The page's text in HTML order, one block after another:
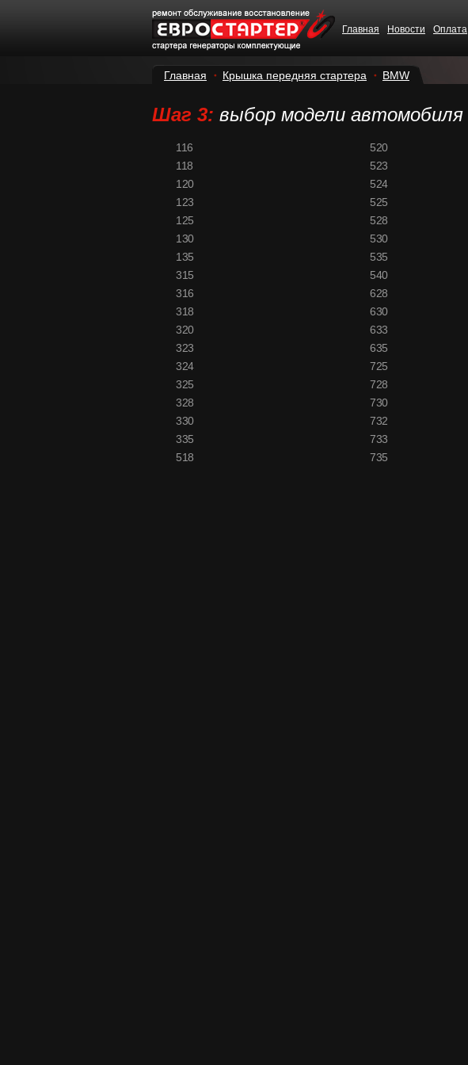
Главная Новости Оплата
Главная Крышка передняя стартера BMW
Шаг 3: выбор модели автомобиля
116
118
120
123
125
130
135
315
316
318
320
323
324
325
328
330
335
518
520
523
524
525
528
530
535
540
628
630
633
635
725
728
730
732
733
735